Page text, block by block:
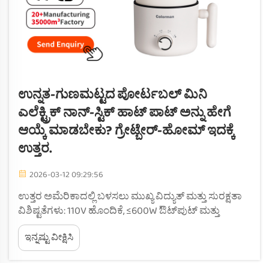
ಉನ್ನತ-ಗುಣಮಟ್ಟದ ಪೋರ್ಟಬಲ್ ಮಿನಿ
ಎಲೆಕ್ಟ್ರಿಕ್ ನಾನ್-ಸ್ಟಿಕ್ ಹಾಟ್ ಪಾಟ್ ಅನ್ನು ಹೇಗೆ
ಆಯ್ಕೆ ಮಾಡಬೇಕು? ಗ್ರೇಟ್ಬೇರ್-ಹೋಮ್ ಇದಕ್ಕೆ
ಉತ್ತರ.
2026-03-12 09:29:56
ಉತ್ತರ ಅಮೆರಿಕಾದಲ್ಲಿ ಬಳಸಲು ಮುಖ್ಯ ವಿದ್ಯುತ್ ಮತ್ತು ಸುರಕ್ಷತಾ
ವಿಶಿಷ್ಟತೆಗಳು: 110V ಹೊಂದಿಕೆ, ≤600W ಔಟ್‌ಪುಟ್ ಮತ್ತು
ಡಾರ್ಮ್-ಸೇಫ್ ಪ್ರಮಾಣೀಕರಣ. ಉತ್ತರ ಅಮೆರಿಕಾದಲ್ಲಿ
ಪೋರ್ಟಬಲ್ ಮಿನಿ ಎಲೆಕ್ಟ್ರಿಕ್ ನಾನ್-ಸ್ಟಿಕ್ ಹಾಟ್‌ಪಾಟ್ ಅನ್ನು
ಬಳಸಲು, ಬಳಕೆದಾರರು ಸಾಧನವು 110-ವೋಲ್ಟ್
ಇನ್ನಷ್ಟು ವೀಕ್ಷಿಸಿ